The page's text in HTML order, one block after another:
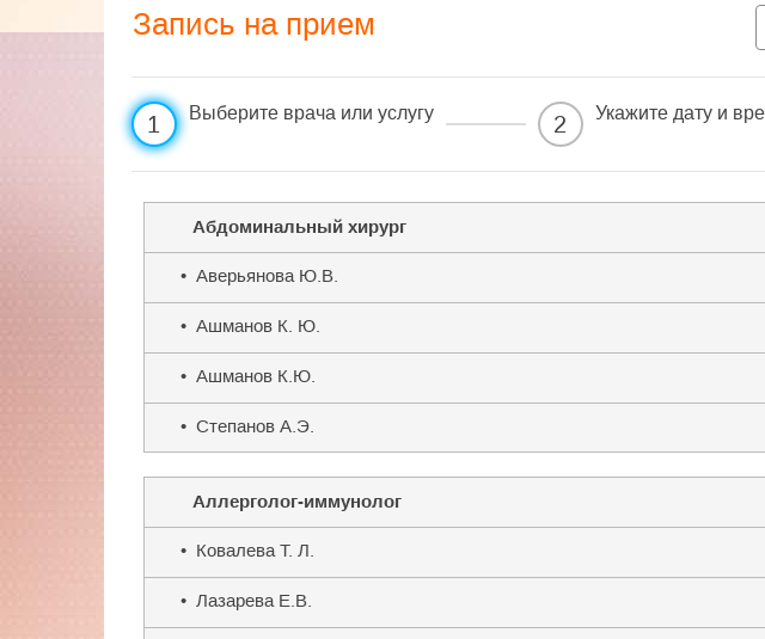
университета, кафедра Российской академии последипломного
кафедра репродуктивной медицины и хирургии ФДПО МГМСУ. РДКБ
с ведущими научными центрами России, с клиниками ближнего и дальнего
зарубежья.
Запись на прием
1 Выберите врача или услугу 2 Укажите дату и
Абдоминальный хирург
• Аверьянова Ю.В.
• Ашманов К. Ю.
• Ашманов К.Ю.
• Степанов А.Э.
Аллерголог-иммунолог
• Ковалева Т. Л.
• Лазарева Е.В.